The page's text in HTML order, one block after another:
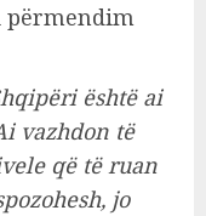
përmendim
është ai
vazhdon të
që të ruan
jo